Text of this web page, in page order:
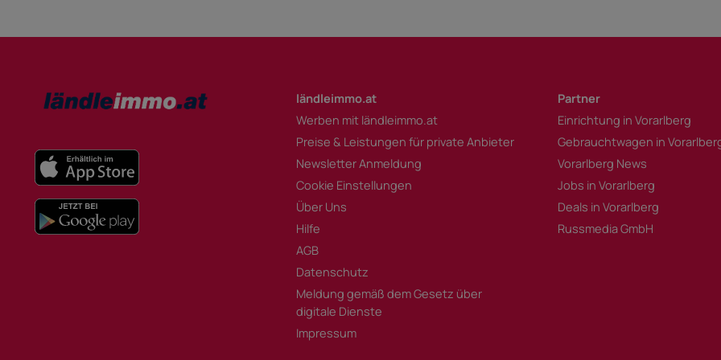
ländleimmo.at
Werben mit ländleimmo.at
Preise & Leistungen für private Anbieter
Newsletter Anmeldung
Cookie Einstellungen
Über Uns
Hilfe
AGB
Datenschutz
Meldung gemäß dem Gesetz über
digitale Dienste
Impressum
Partner
Einrichtung in Vorarlberg
Gebrauchtwagen in
Vorarlberg News
Jobs in Vorarlberg
Deals in Vorarlberg
Russmedia GmbH